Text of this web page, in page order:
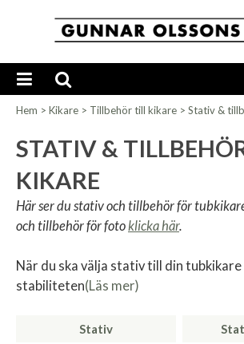
Hem > Kikare > Tillbehör till kikare > Stativ &
STATIV &
KIKARE
Här ser du stativ och tillbehör för
och tillbehör för fotoklicka här.
När du ska välja stativ till din tubkikare
stabiliteten(Läs mer)
Stativ